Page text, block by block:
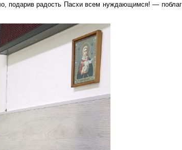
подарив радость Пасхи всем нуждающимся! —